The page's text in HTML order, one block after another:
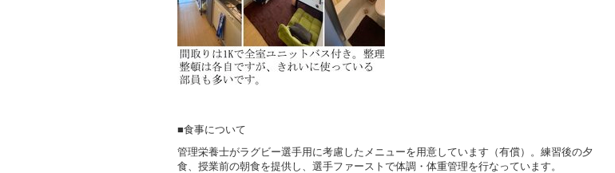
■食事について
管理栄養士がラグビー選手用に考慮したメニューを用意しています（有償）。練習後の夕
食、授業前の朝食を提供し、選手ファーストで体調・体重管理を行なっています。